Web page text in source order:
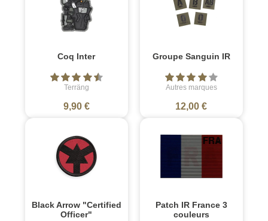
Coq Inter
Terräng
9,90 €
Groupe Sanguin IR
Autres marques
12,00 €
Black Arrow "Certified
Officer"
Patch IR France 3
couleurs